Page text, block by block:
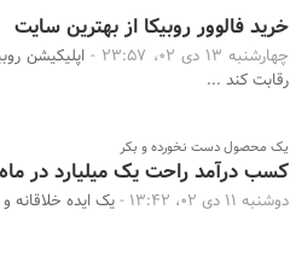
خرید فالوور روبیکا از بهترین سایت
چهارشنبه 13 دی 02، 23:57 -
اپلیکیشن
رقابت کند ...
یک محصول دست نخورده و بکر
کسب درآمد راحت یک میلیارد در ماه
دوشنبه 11 دی 02، 13:42 - یک ایده خلاقانه